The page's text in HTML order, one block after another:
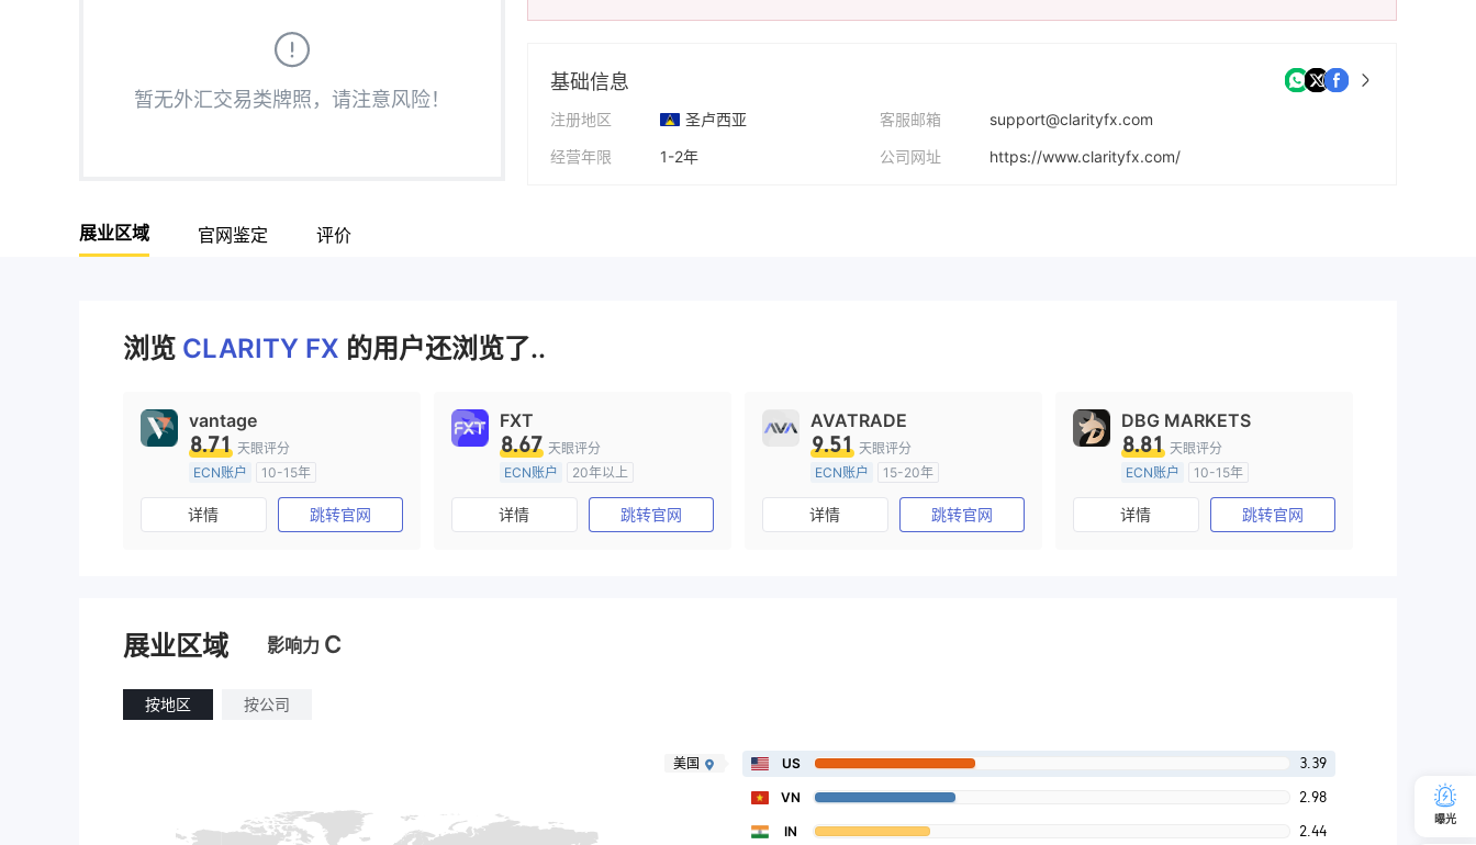
5
7
8
9
5
9
暂无外汇交易类牌照，请注意风险！
基础信息
注册地区
圣卢西亚
经营年限
1-2年
客服邮箱
support@clarityfx.com
公司网址
https://www.clarityfx.com/
展业区域 官网鉴定 评价
浏览 CLARITY FX 的用户还浏览了..
vantage
8.71 天眼评分
ECN账户
10-15年
澳大利亚监管
全牌照 (MM)
主标MT4
详情 跳转官网
FXT
8.67 天眼评分
ECN账户
20年以上
澳大利亚监管
全牌照 (MM)
主标MT4
详情 跳转官网
AVATRADE
9.51 天眼评分
ECN账户
15-20年
澳大利亚监管
全牌照 (MM)
主标MT4
详情 跳转官网
DBG MARKETS
8.81 天眼评分
ECN账户
10-15年
澳大利亚监管
全牌照 (MM)
主标MT4
详情 跳转官网
展业区域 影响力 C
按地区 按公司
美国 US 3.39
VN 2.98
IN 2.44
曝光